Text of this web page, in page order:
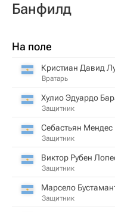
Банфилд
На поле
Кристиан Давид
Вратарь
Хулио Эдуардо
Защитник
Себастьян Мендес
Защитник
Виктор Рубен
Защитник
Марсело
Защитник